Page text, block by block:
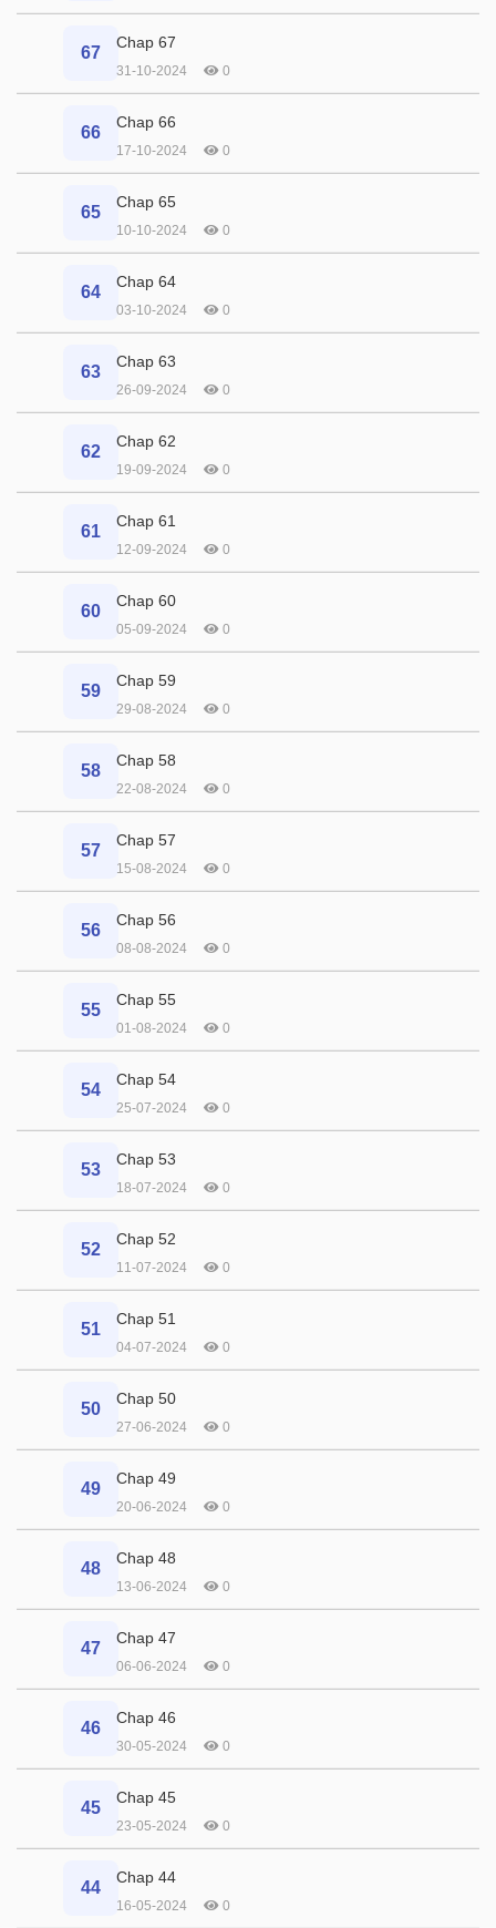
67
Chap 67
31-10-2024 0
66
Chap 66
17-10-2024 0
65
Chap 65
10-10-2024 0
64
Chap 64
03-10-2024 0
63
Chap 63
26-09-2024 0
62
Chap 62
19-09-2024 0
61
Chap 61
12-09-2024 0
60
Chap 60
05-09-2024 0
59
Chap 59
29-08-2024 0
58
Chap 58
22-08-2024 0
57
Chap 57
15-08-2024 0
56
Chap 56
08-08-2024 0
55
Chap 55
01-08-2024 0
54
Chap 54
25-07-2024 0
53
Chap 53
18-07-2024 0
52
Chap 52
11-07-2024 0
51
Chap 51
04-07-2024 0
50
Chap 50
27-06-2024 0
49
Chap 49
20-06-2024 0
48
Chap 48
13-06-2024 0
47
Chap 47
06-06-2024 0
46
Chap 46
30-05-2024 0
45
Chap 45
23-05-2024 0
44
Chap 44
16-05-2024 0